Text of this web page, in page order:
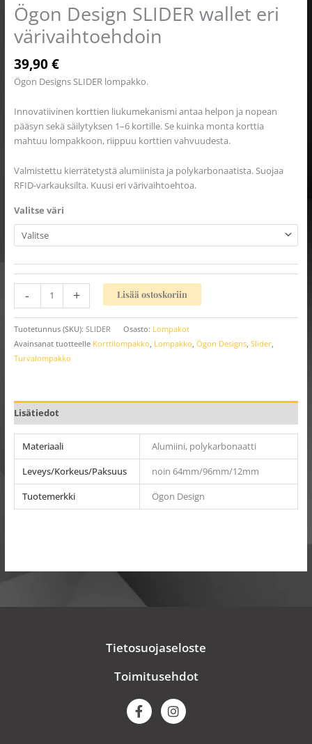
Ögon Design SLIDER wallet eri
värivaihtoehdoin
39,90€
Ögon Designs SLIDER lompakko.
Innovatiivinen korttien liukumekanismi antaa helpon ja nopean
pääsyn sekä säilytyksen 1–6 kortille. Se kuinka monta korttia
mahtuu lompakkoon, riippuu korttien vahvuudesta.
Valmistettu kierrätetystä alumiinista ja polykarbonaatista. Suojaa
RFID-varkauksilta. Kuusi eri värivaihtoehtoa.
Valitse väri
- + Lisää ostoskoriin
Tuotetunnus (SKU): SLIDER Osasto: Lompakot
Avainsanat tuotteelle Korttilompakko, Lompakko, Ögon Designs, Slider,
Turvalompakko
Lisätiedot
Materiaali
Alumiini, polykarbonaatti
Leveys/Korkeus/Paksuus
noin 64mm/96mm/12mm
Tuotemerkki
Ögon Design
Tietosuojaseloste
Toimitusehdot
F
a
c
I
n
s